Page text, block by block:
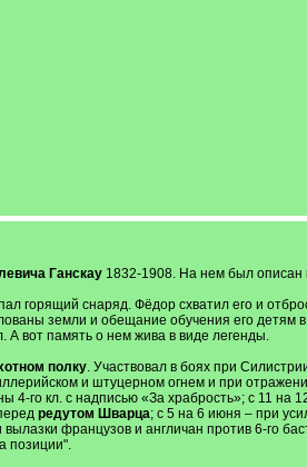
Ганскау1832-1908. На нем был описан
горящий снаряд. Фёдор схватил его и
земли и обещание обучения его детям
А вот память о нем жива в виде легенды.
полку. Участвовал в боях при
и штуцерном огнем и при
4-го кл. с надписью «За храбрость»; с 11
редутом Шварца; с 5 на 6 июня – при
французов и англичан против 6-го
позиции".